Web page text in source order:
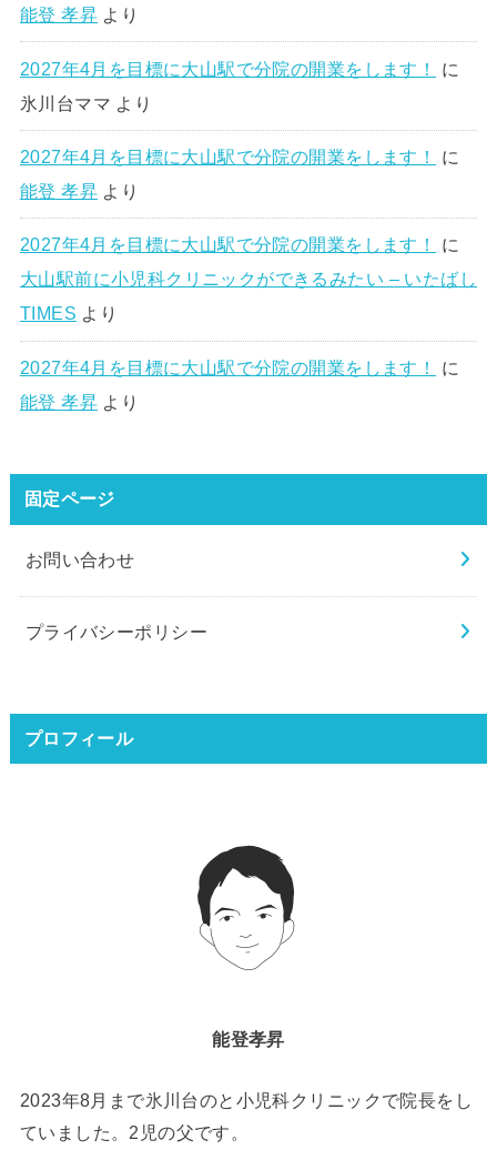
能登 孝昇より
2027年4月を目標に大山駅で分院の開業をします！
に
氷川台ママ より
2027年4月を目標に大山駅で分院の開業をします！
に
能登 孝昇より
2027年4月を目標に大山駅で分院の開業をします！
に
大山駅前に小児科クリニックができるみたい – いたばし
TIMES より
2027年4月を目標に大山駅で分院の開業をします！
に
能登 孝昇より
固定ページ
お問い合わせ
プライバシーポリシー
プロフィール
能登孝昇
2023年8月まで氷川台のと小児科クリニックで院長をし
ていました。2児の父です。